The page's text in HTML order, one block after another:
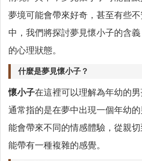
夢境可能會帶來好奇，甚至有些
中，我們將探討夢見懷小子的含
的心理狀態。
什麼是夢見懷小子？
懷小子在這裡可以理解為年幼的
通常指的是在夢中出現一個年幼
能會帶來不同的情感體驗，從親
能帶有一種複雜的感覺。